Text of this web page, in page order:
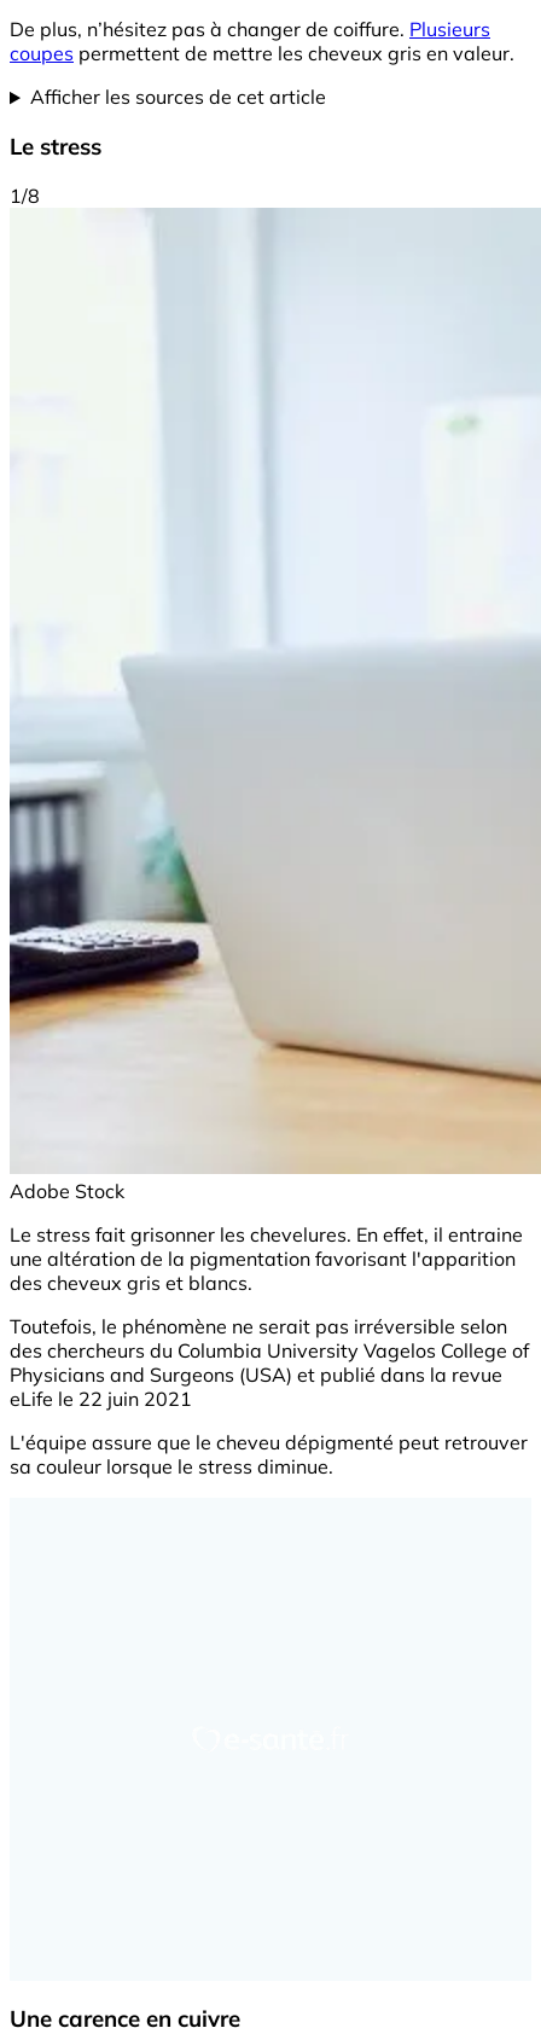
De plus, n’hésitez pas à changer de coiffure. Plusieurs
coupes permettent de mettre les cheveux gris en valeur.
Afficher les sources de cet article
Le stress
1/8
Adobe Stock
Le stress fait grisonner les chevelures. En effet, il entraine
une altération de la pigmentation favorisant l'apparition
des cheveux gris et blancs.
Toutefois, le phénomène ne serait pas irréversible selon
des chercheurs du Columbia University Vagelos College of
Physicians and Surgeons (USA) et publié dans la revue
eLife le 22 juin 2021
L'équipe assure que le cheveu dépigmenté peut retrouver
sa couleur lorsque le stress diminue.
Une carence en cuivre